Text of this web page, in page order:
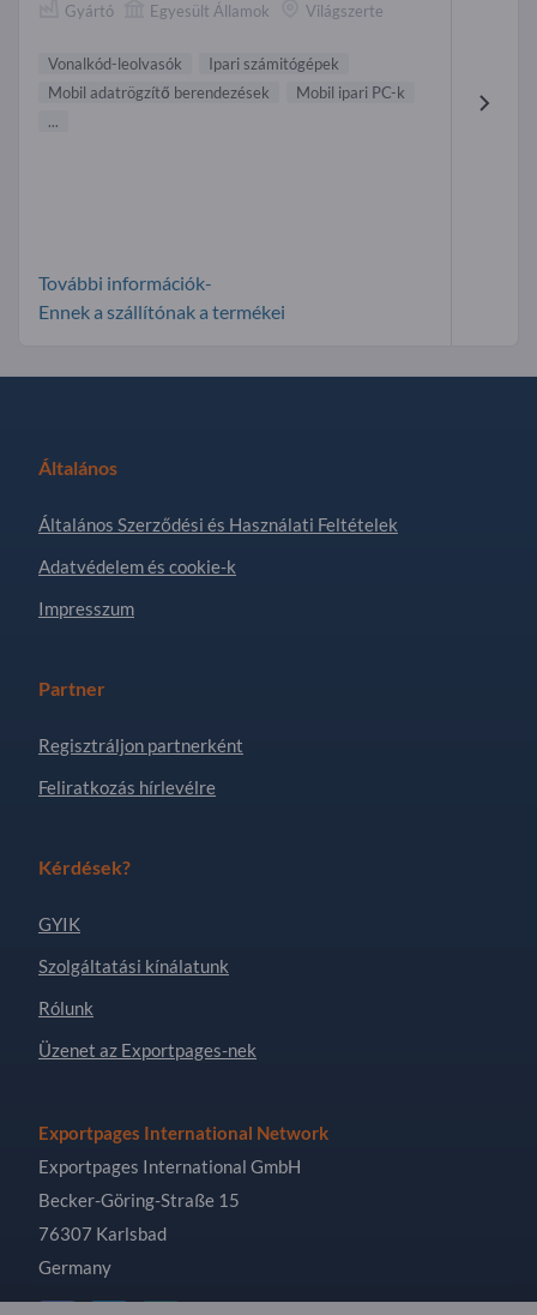
Gyártó Egyesült Államok Világszerte
Vonalkód-leolvasók
Ipari számitógépek
Mobil adatrögzítő berendezések
Mobil ipari PC-k
...
További információk-
Ennek a szállítónak a termékei
Általános
Általános Szerződési és Használati Feltételek
Adatvédelem és cookie-k
Impresszum
Partner
Regisztráljon partnerként
Feliratkozás hírlevélre
Kérdések?
GYIK
Szolgáltatási kínálatunk
Rólunk
Üzenet az Exportpages-nek
Exportpages International Network
Exportpages International GmbH
Becker-Göring-Straße 15
76307 Karlsbad
Germany